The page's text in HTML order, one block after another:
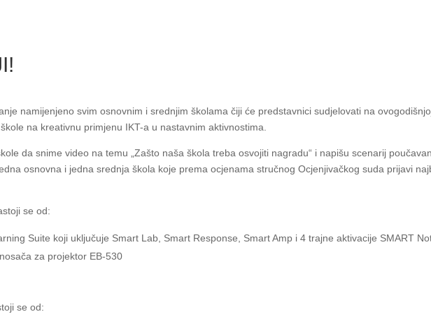
namijenjeno svim osnovnim i srednjim školama čiji će predstavnici sudjelovati na
na kreativnu primjenu IKT-a u nastavnim aktivnostima.
da snime video na temu „Zašto naša škola treba osvojiti nagradu“ i napišu scenarij
osnovna i jedna srednja škola koje prema ocjenama stručnog Ocjenjivačkog suda prijavi
se od:
Suite koji uključuje Smart Lab, Smart Response, Smart Amp i 4 trajne aktivacije SMART
za projektor EB-530
se od: